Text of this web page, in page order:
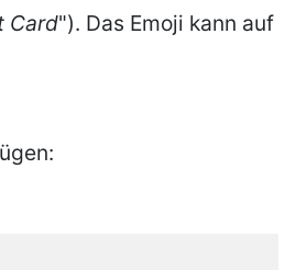
Card"). Das Emoji kann auf